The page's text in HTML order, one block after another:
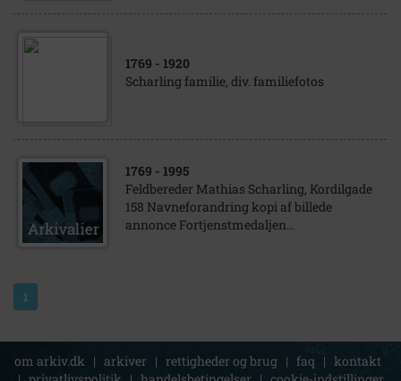
1769 - 1920
Scharling familie, div. familiefotos
1769 - 1995
Feldbereder Mathias Scharling, Kordilgade
158 Navneforandring kopi af billede
annonce Fortjenstmedaljen...
1
om arkiv.dk | arkiver | rettigheder og brug | faq | kontakt